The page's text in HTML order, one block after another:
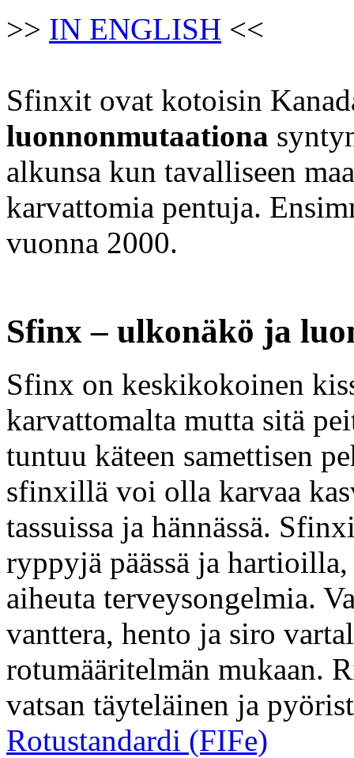
>> IN ENGLISH <<
Sfinxit ovat kotoisin
luonnonmutaationa
alkunsa kun tavalliseen
karvattomia pentuja.
vuonna 2000.
Sfinx – ulkonäkö ja
Sfinx on keskikokoinen
karvattomalta mutta sitä
tuntuu käteen samettisen
sfinxillä voi olla karvaa
tassuissa ja hännässä.
ryppyjä päässä ja
aiheuta terveysongelmia.
vanttera, hento ja siro
rotumääritelmän mukaan.
vatsan täyteläinen ja
Rotustandardi (FIFe)